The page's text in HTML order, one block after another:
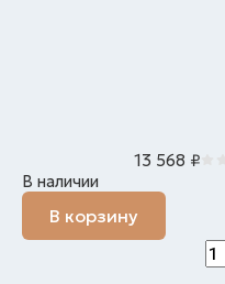
13 568 ₽
В наличии
В корзину